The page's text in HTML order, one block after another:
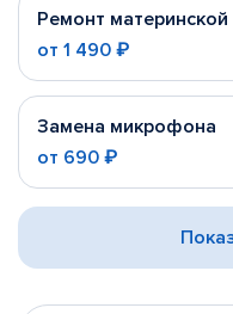
Ремонт
от 1 490 ₽
Замена микрофона
от 690 ₽